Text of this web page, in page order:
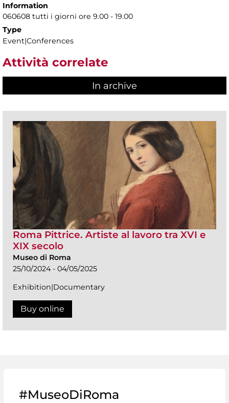
Information
060608 tutti i giorni ore 9.00 - 19.00
Type
Event|Conferences
Attività correlate
In archive
Roma Pittrice. Artiste al lavoro tra XVI e
XIX secolo
Museo di Roma
25/10/2024 - 04/05/2025
Exhibition|Documentary
Buy online
#MuseoDiRoma